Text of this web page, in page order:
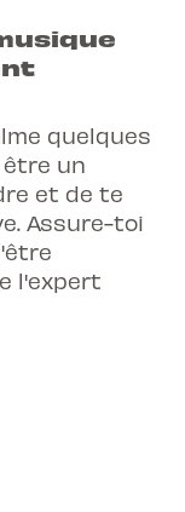
quelques
un
et de te
Assure-toi
l'expert